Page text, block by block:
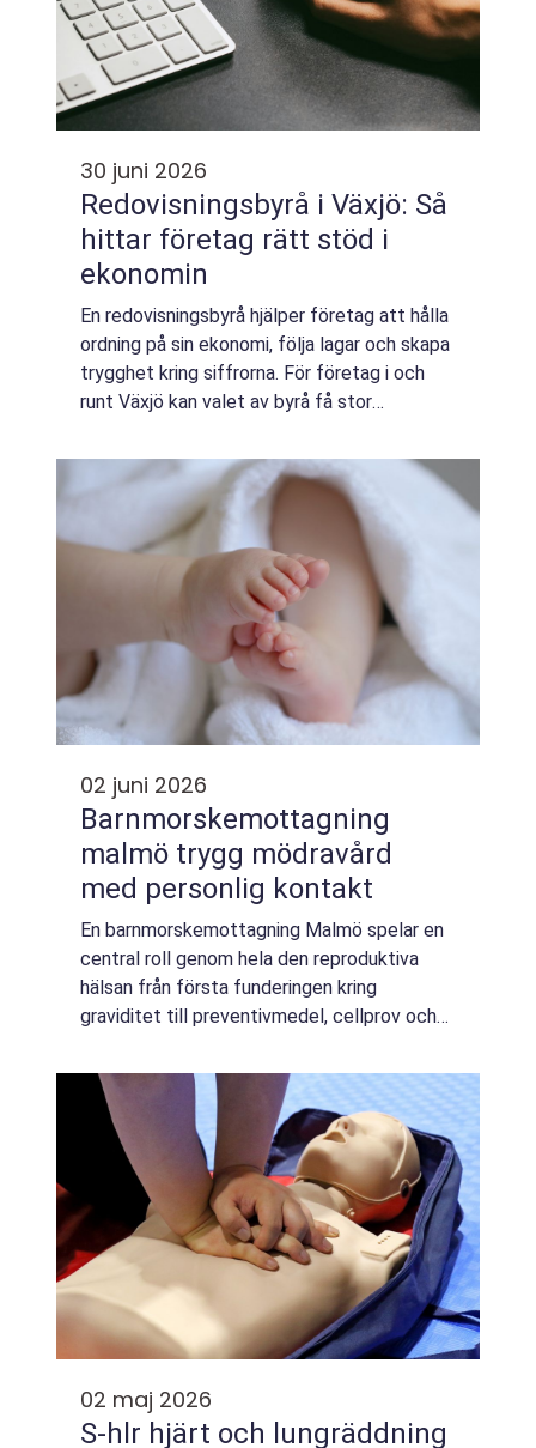
30 juni 2026
Redovisningsbyrå i Växjö: Så
hittar företag rätt stöd i
ekonomin
En redovisningsbyrå hjälper företag att hålla
ordning på sin ekonomi, följa lagar och skapa
trygghet kring siffrorna. För företag i och
runt Växjö kan valet av byrå få stor
02 juni 2026
Barnmorskemottagning
malmö trygg mödravård
med personlig kontakt
En barnmorskemottagning Malmö spelar en
central roll genom hela den reproduktiva
hälsan från första funderingen kring
graviditet till preventivmedel, cellprov och
kombinerar medicinsk kompetens med ett
lugnt ...
02 maj 2026
S-hlr hjärt och lungräddning